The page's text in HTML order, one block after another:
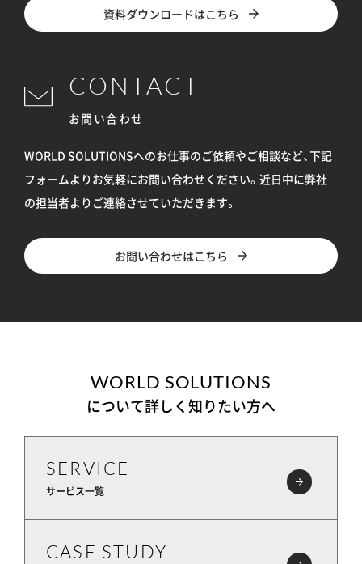
資料ダウンロードはこちら
CONTACT
お問い合わせ
WORLD SOLUTIONSへのお仕事のご依頼やご相談など、下記
フォームよりお気軽にお問い合わせください。 近日中に弊社
の担当者よりご連絡させていただきます。
お問い合わせはこちら
WORLD SOLUTIONS
について詳しく知りたい方へ
SERVICE
サービス一覧
CASE STUDY